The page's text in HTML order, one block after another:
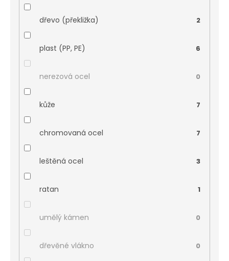
dřevo (překližka) 2
plast (PP, PE) 6
nerezová ocel 0
kůže 7
chromovaná ocel 7
leštěná ocel 3
ratan 1
umělý kámen 0
dřevěné vlákno 0